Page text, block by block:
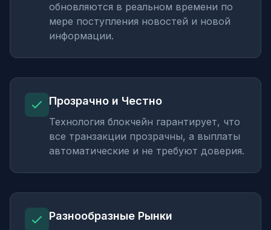
обновляются в реальном времени по
мере поступления новостей и новой
информации.
Прозрачно и Честно
Технология блокчейн гарантирует, что
все транзакции прозрачны, а выплаты
автоматические и не требуют доверия.
Разнообразные Рынки